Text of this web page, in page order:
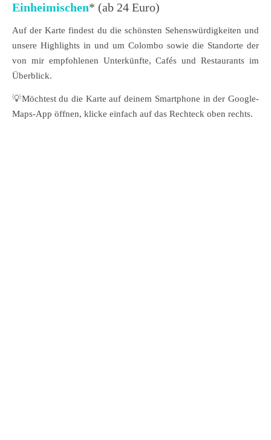
Einheimischen* (ab 24 Euro)
Auf der Karte findest du die schönsten Sehenswürdigkeiten und
unsere Highlights in und um Colombo sowie die Standorte der
von mir empfohlenen Unterkünfte, Cafés und Restaurants im
Überblick.
💡Möchtest du die Karte auf deinem Smartphone in der Google-
Maps-App öffnen, klicke einfach auf das Rechteck oben rechts.